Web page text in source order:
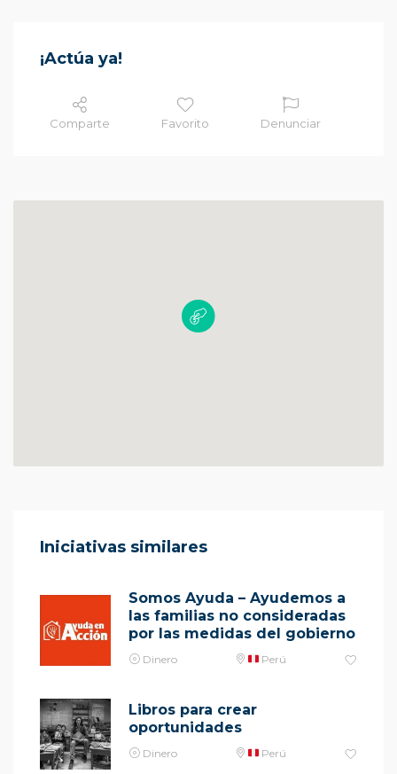
¡Actúa ya!
Comparte Favorito Denunciar
Iniciativas similares
Somos Ayuda – Ayudemos a
las familias no consideradas
por las medidas del gobierno
Dinero Perú
Libros para crear
oportunidades
Dinero Perú